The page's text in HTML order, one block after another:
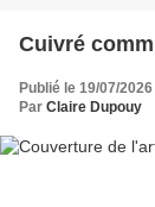
Cuivré
Publié le 19/07/
Par Claire Dupouy